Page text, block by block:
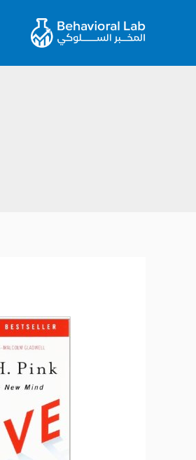
ملخص
التحفيز
الحقيقة
المدهشة
حول